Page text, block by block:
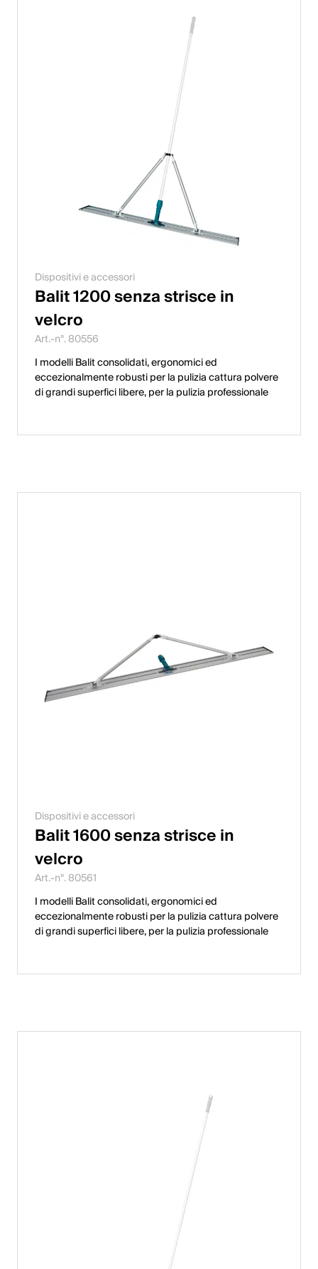
Dispositivi e accessori
Balit 1200 senza strisce in
velcro
Art.-n°. 80556
I modelli Balit consolidati, ergonomici ed
eccezionalmente robusti per la pulizia cattura polvere
di grandi superfici libere, per la pulizia professionale
Dispositivi e accessori
Balit 1600 senza strisce in
velcro
Art.-n°. 80561
I modelli Balit consolidati, ergonomici ed
eccezionalmente robusti per la pulizia cattura polvere
di grandi superfici libere, per la pulizia professionale